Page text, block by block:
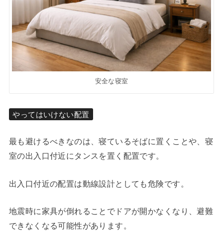
安全な寝室
やってはいけない配置
最も避けるべきなのは、寝ているそばに置くことや、寝
室の出入口付近にタンスを置く配置です。
出入口付近の配置は動線設計としても危険です。
地震時に家具が倒れることでドアが開かなくなり、避難
できなくなる可能性があります。